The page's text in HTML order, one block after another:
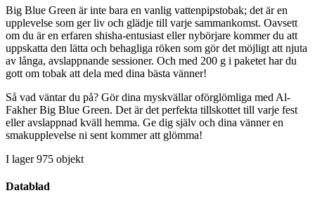
Big Blue Green är inte bara en vanlig vattenpipstobak; det är en
upplevelse som ger liv och glädje till varje sammankomst. Oavsett
om du är en erfaren shisha-entusiast eller nybörjare kommer du att
uppskatta den lätta och behagliga röken som gör det möjligt att njuta
av långa, avslappnande sessioner. Och med 200 g i paketet har du
gott om tobak att dela med dina bästa vänner!
Så vad väntar du på? Gör dina myskvällar oförglömliga med Al-
Fakher Big Blue Green. Det är det perfekta tillskottet till varje fest
eller avslappnad kväll hemma. Ge dig själv och dina vänner en
smakupplevelse ni sent kommer att glömma!
I lager 975 objekt
Datablad